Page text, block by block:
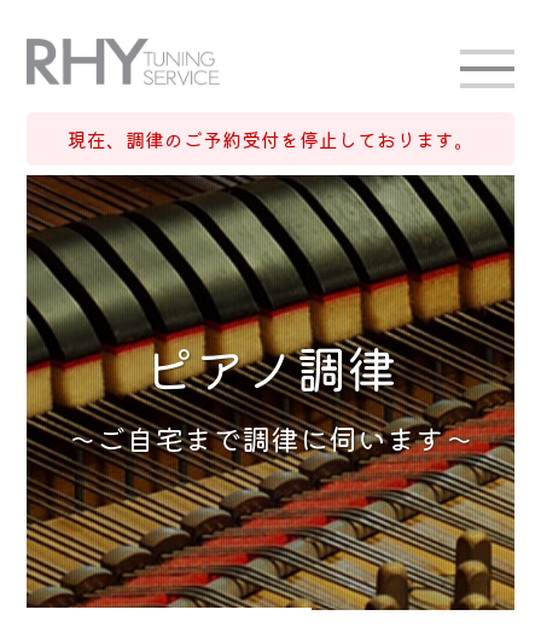
現在、調律のご予約受付を停止しております。
ピアノ調律
～ご自宅まで調律に伺います～